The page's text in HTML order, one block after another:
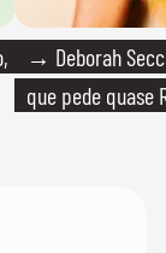
→ Deborah
que pede quase